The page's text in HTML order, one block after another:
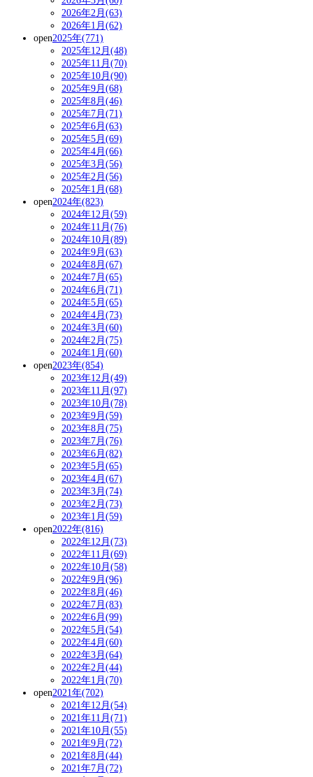
2026年2月(63)
2026年1月(62)
open2025年(771)
2025年12月(48)
2025年11月(70)
2025年10月(90)
2025年9月(68)
2025年8月(46)
2025年7月(71)
2025年6月(63)
2025年5月(69)
2025年4月(66)
2025年3月(56)
2025年2月(56)
2025年1月(68)
open2024年(823)
2024年12月(59)
2024年11月(76)
2024年10月(89)
2024年9月(63)
2024年8月(67)
2024年7月(65)
2024年6月(71)
2024年5月(65)
2024年4月(73)
2024年3月(60)
2024年2月(75)
2024年1月(60)
open2023年(854)
2023年12月(49)
2023年11月(97)
2023年10月(78)
2023年9月(59)
2023年8月(75)
2023年7月(76)
2023年6月(82)
2023年5月(65)
2023年4月(67)
2023年3月(74)
2023年2月(73)
2023年1月(59)
open2022年(816)
2022年12月(73)
2022年11月(69)
2022年10月(58)
2022年9月(96)
2022年8月(46)
2022年7月(83)
2022年6月(99)
2022年5月(54)
2022年4月(60)
2022年3月(64)
2022年2月(44)
2022年1月(70)
open2021年(702)
2021年12月(54)
2021年11月(71)
2021年10月(55)
2021年9月(72)
2021年8月(44)
2021年7月(72)